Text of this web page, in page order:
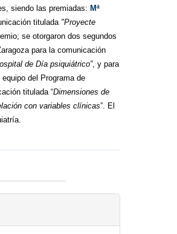
siendo las premiadas: Mª
titulada "Proyecte
se otorgaron dos segundos
para la comunicación
de Día psiquiátrico”, y para
del Programa de
titulada “Dimensiones de
con variables clínicas”. El